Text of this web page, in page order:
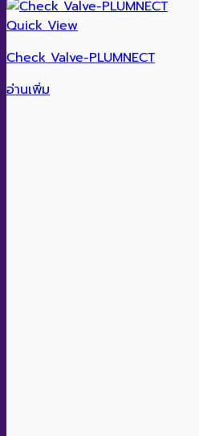
Quick View
Check Valve-PLUMNECT
อ่านเพิ่ม